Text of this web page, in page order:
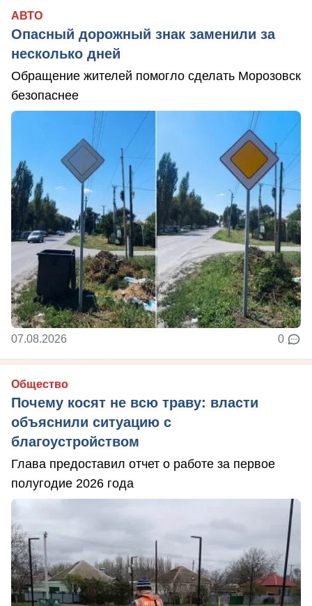
АВТО
Опасный дорожный знак заменили за
несколько дней
Обращение жителей помогло сделать Морозовск
безопаснее
07.08.2026 0
Общество
Почему косят не всю траву: власти
объяснили ситуацию с
благоустройством
Глава предоставил отчет о работе за первое
полугодие 2026 года